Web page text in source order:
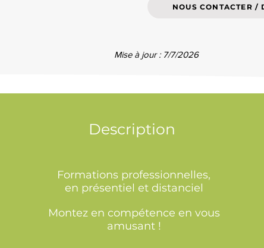
NOUS CONTACTER /
Mise à jour : 7/7/2026
Description
Formations professionnelles,
en présentiel et distanciel
Montez en compétence en vous
amusant !